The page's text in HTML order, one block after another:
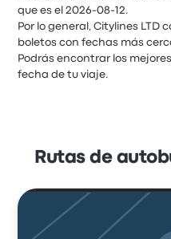
que es el 2026-08-12.
Por lo general, Citylines LTD
boletos con fechas más
Podrás encontrar los
fecha de tu viaje.
Rutas de